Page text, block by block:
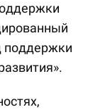
поддержки